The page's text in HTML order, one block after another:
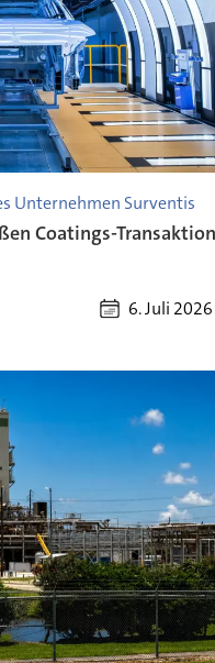
Unternehmen Surventis
Coatings-Transaktion
6. Juli 2026